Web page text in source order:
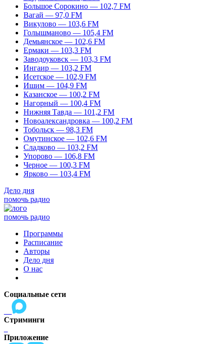
Большое Сорокино — 102,7 FM
Вагай — 97,0 FM
Викулово — 103,6 FM
Голышманово — 105,4 FM
Демьянское — 102,6 FM
Ермаки — 103,3 FM
Заводоуковск — 103,3 FM
Ингаир — 103,2 FM
Исетское — 102,9 FM
Ишим — 104,9 FM
Казанское — 100,2 FM
Нагорный — 100,4 FM
Нижняя Тавда — 101,2 FM
Новоалександровка — 100,2 FM
Тобольск — 98,3 FM
Омутинское — 102,6 FM
Сладково — 103,2 FM
Упорово — 106,8 FM
Черное — 100,3 FM
Ярково — 103,4 FM
Дело дня
помочь радио
помочь радио
Программы
Расписание
Авторы
Дело дня
О нас
Социальные сети
Стриминги
Приложение